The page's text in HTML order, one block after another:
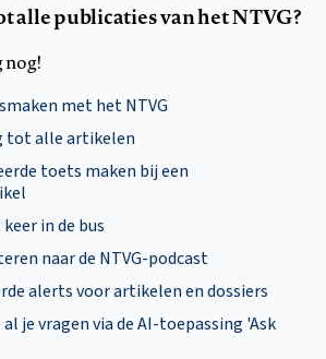
alle publicaties van het NTVG?
nog!
met het NTVG
tot alle artikelen
toets maken bij een
in de bus
naar de NTVG-podcast
alerts voor artikelen en dossiers
je vragen via de AI-toepassing 'Ask